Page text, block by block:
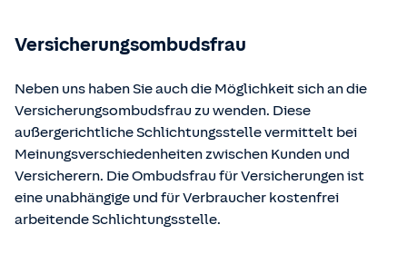
eingesehen und abgerufen werden.
Versicherungsombudsfrau
Neben uns haben Sie auch die Möglichkeit sich an die
Versicherungsombudsfrau zu wenden. Diese
außergerichtliche Schlichtungsstelle vermittelt bei
Meinungsverschiedenheiten zwischen Kunden und
Versicherern. Die Ombudsfrau für Versicherungen ist
eine unabhängige und für Verbraucher kostenfrei
arbeitende Schlichtungsstelle.